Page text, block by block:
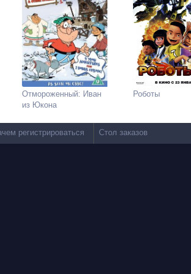
Роботы
Отмороженный: Иван
из Юкона
регистрироваться Стол заказов